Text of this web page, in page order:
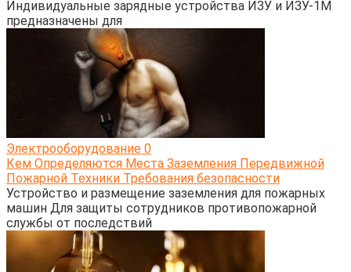
Индивидуальные зарядные устройства ИЗУ и ИЗУ-1М
предназначены для
Электрооборудование 0
Кем Определяются Места Заземления Передвижной
Пожарной Техники Требования безопасности
Устройство и размещение заземления для пожарных
машин Для защиты сотрудников противопожарной
службы от последствий